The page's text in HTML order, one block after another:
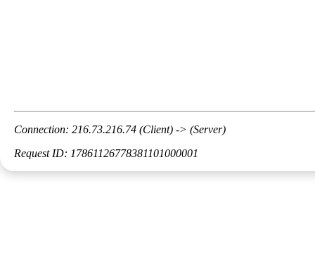
Connection: 216.73.216.74 (Client) -> (Server)
Request ID: 17861126778381101000001